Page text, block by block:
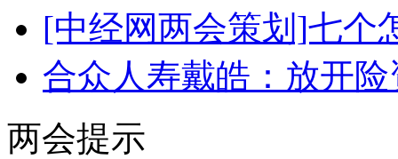
[中经网两会策划]七个
合众人寿戴皓：放开
两会提示